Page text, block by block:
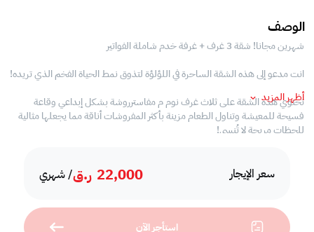
سعر الإيجار 22,000 ر.ق/ شهري
استأجر الآن
الوصف
شهرين مجانا! شقة 3 غرف + غرفة خدم شاملة الفواتير
انت مدعو إلى هذه الشقة الساحرة في اللؤلؤة لتذوق نمط الحياة الفخم الذي تريده!
تحتوي هذه الشقة على ثلاث غرف نوم م مفاسترروشة بشكل إبداعي وقاعة
فسيحة للمعيشة وتناول الطعام مزينة بأكثر المفروشات أناقة مما يجعلها مثالية
للحظات مريحة لا تُنسى!
ومبهجة.
توفر أفضل شعور بالاستجمام والتدليل.
أظهر المزيد